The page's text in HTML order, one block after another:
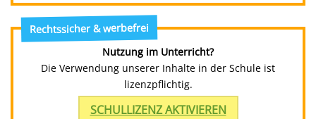
Rechtssicher & werbefrei
Nutzung im Unterricht?
Die Verwendung unserer Inhalte in der Schule ist
lizenzpflichtig.
SCHULLIZENZ AKTIVIEREN